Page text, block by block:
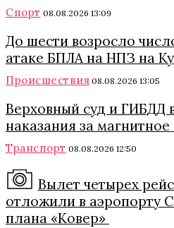
Спорт 08.08.2026 13:09
До шести возросло
атаке БПЛА на НПЗ на
Происшествия 08.08.2026 13:05
Верховный суд и ГИБДД
наказания за
Транспорт 08.08.2026 12:50
Вылет четырех
отложили в аэропорту
плана «Ковер»